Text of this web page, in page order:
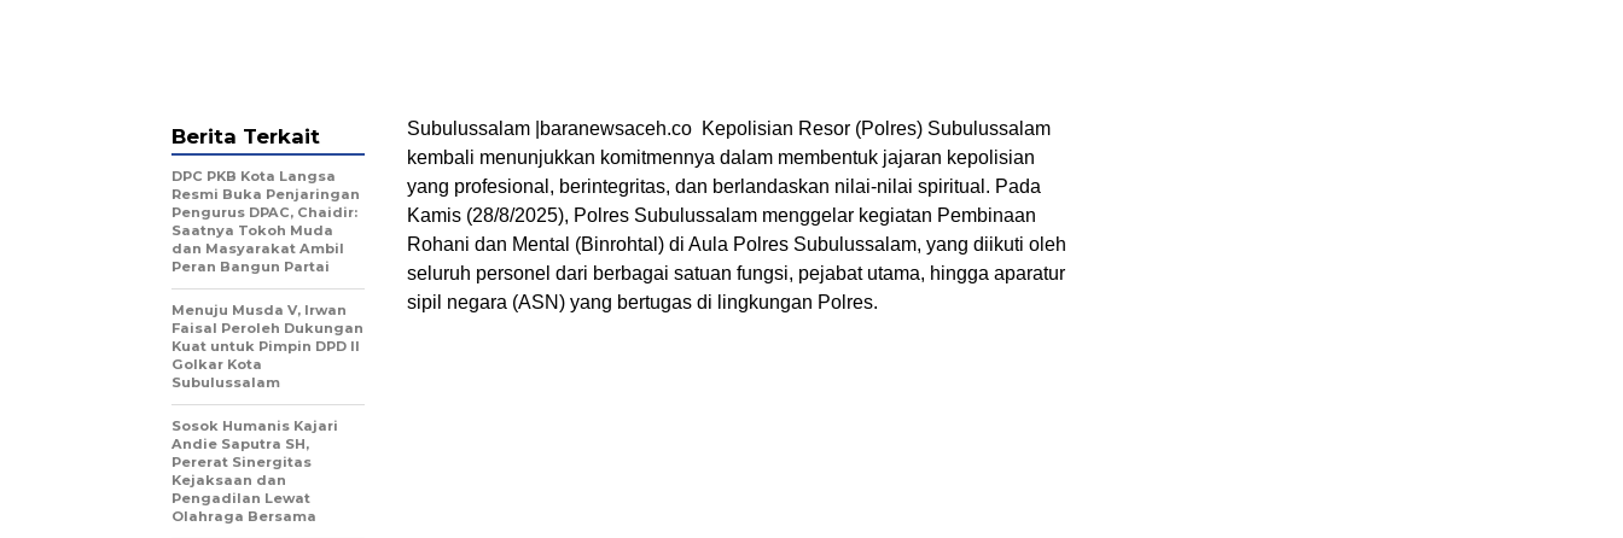
Subulussalam |baranewsaceh.co Kepolisian Resor (Polres) Subulussalam
kembali menunjukkan komitmennya dalam membentuk jajaran kepolisian
yang profesional, berintegritas, dan berlandaskan nilai-nilai spiritual. Pada
Kamis (28/8/2025), Polres Subulussalam menggelar kegiatan Pembinaan
Rohani dan Mental (Binrohtal) di Aula Polres Subulussalam, yang diikuti oleh
seluruh personel dari berbagai satuan fungsi, pejabat utama, hingga aparatur
sipil negara (ASN) yang bertugas di lingkungan Polres.
Berita Terkait
DPC PKB Kota Langsa
Resmi Buka Penjaringan
Pengurus DPAC, Chaidir:
Saatnya Tokoh Muda
dan Masyarakat Ambil
Peran Bangun Partai
Menuju Musda V, Irwan
Faisal Peroleh Dukungan
Kuat untuk Pimpin DPD II
Golkar Kota
Subulussalam
Sosok Humanis Kajari
Andie Saputra SH,
Pererat Sinergitas
Kejaksaan dan
Pengadilan Lewat
Olahraga Bersama